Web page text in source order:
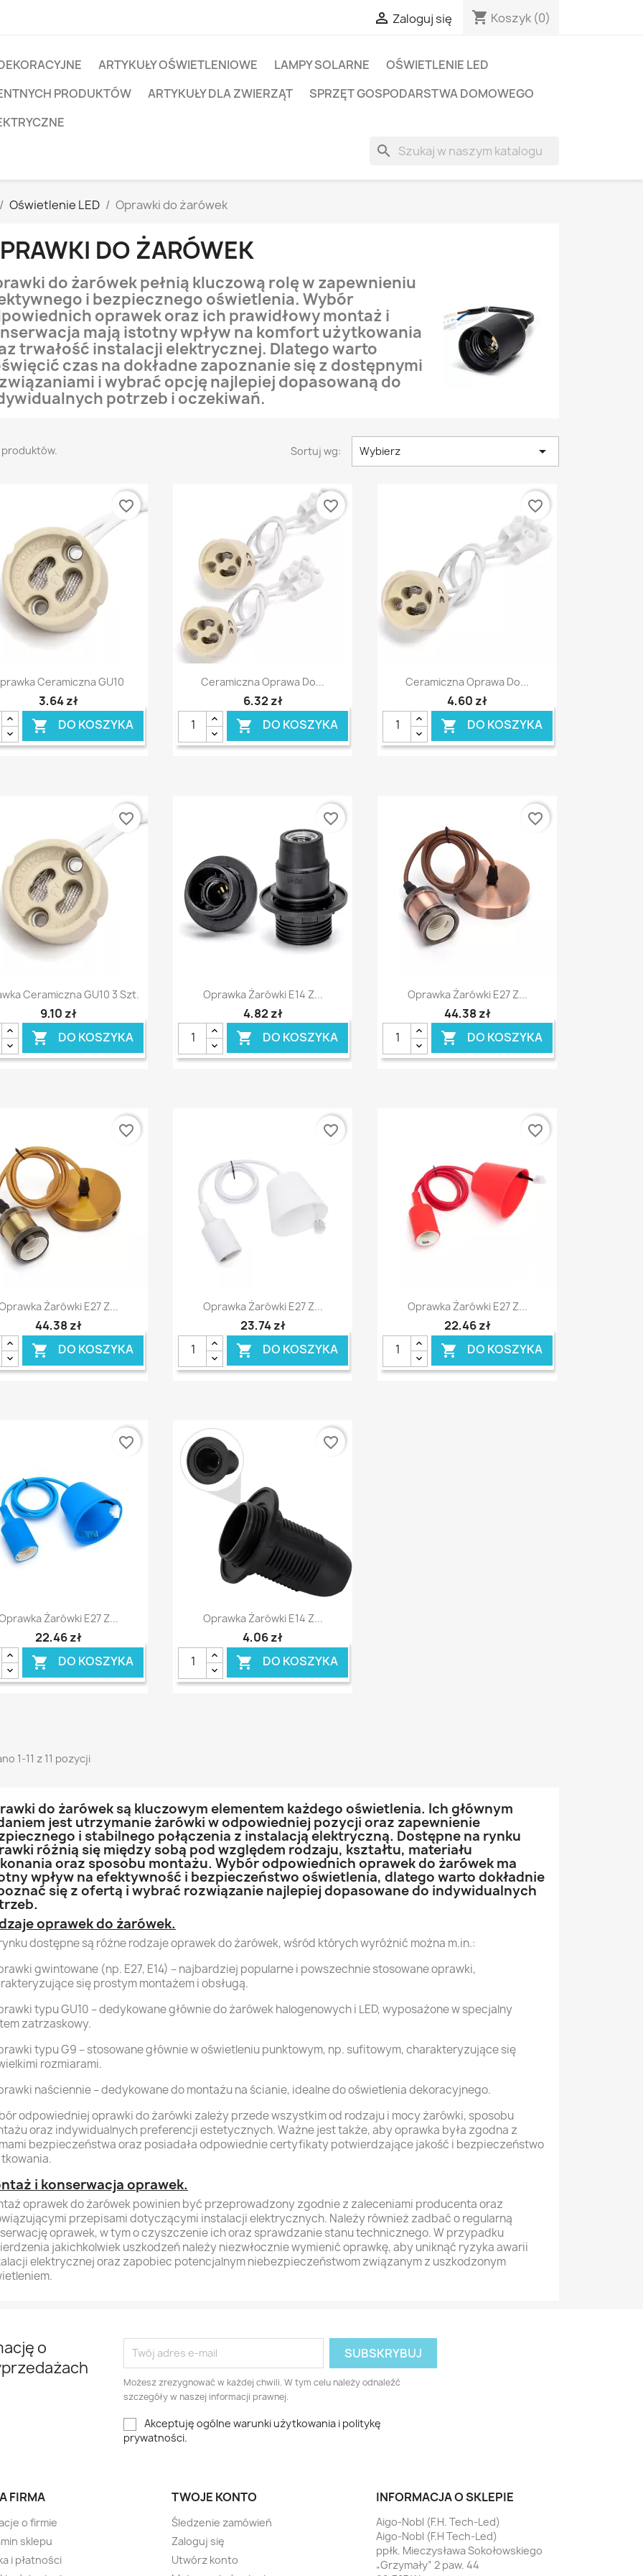
 Zaloguj się shopping_cart Koszyk (0)
ARTYKUŁY OŚWIETLENIOWE LAMPY SOLARNE
OŚWIETLENIE LED
PRODUKTÓW
ARTYKUŁY DLA ZWIERZĄT
SPRZĘT GOSPODARSTWA DOMOWEGO
search
Oświetlenie LED Oprawki do żarówek
DO ŻARÓWEK
do żarówek pełnią kluczową rolę w zapewnieniu
i bezpiecznego oświetlenia. Wybór
oprawek oraz ich prawidłowy montaż i
mają istotny wpływ na komfort użytkowania
trwałość instalacji elektrycznej. Dlatego warto
czas na dokładne zapoznanie się z dostępnymi
i wybrać opcję najlepiej dopasowaną do
potrzeb i oczekiwań.
produktów. Sortuj wg: Wybierz 
Szybki podgląd
Ceramiczna GU10
3,64 zł
 DO KOSZYKA
favorite_border
Szybki podgląd
Ceramiczna Oprawa Do...
6,32 zł
 DO KOSZYKA
favorite_border
Szybki podgląd
Ceramiczna Oprawa Do...
4,60 zł
 DO KOSZYKA
favorite_border
Szybki podgląd
Ceramiczna GU10 3 Szt.
9,10 zł
 DO KOSZYKA
favorite_border
Szybki podgląd
Oprawka Żarówki E14 Z...
4,82 zł
 DO KOSZYKA
favorite_border
Szybki podgląd
Oprawka Żarówki E27 Z...
44,38 zł
 DO KOSZYKA
favorite_border
Szybki podgląd
Żarówki E27 Z...
44,38 zł
 DO KOSZYKA
favorite_border
Szybki podgląd
Oprawka Żarówki E27 Z...
23,74 zł
 DO KOSZYKA
favorite_border
Szybki podgląd
Oprawka Żarówki E27 Z...
22,46 zł
 DO KOSZYKA
favorite_border
Szybki podgląd
Żarówki E27 Z...
22,46 zł
 DO KOSZYKA
favorite_border
Szybki podgląd
Oprawka Żarówki E14 Z...
4,06 zł
 DO KOSZYKA
favorite_border
1-11 z 11 pozycji
do żarówek są kluczowym elementem każdego oświetlenia. Ich głównym
jest utrzymanie żarówki w odpowiedniej pozycji oraz zapewnienie
i stabilnego połączenia z instalacją elektryczną. Dostępne na rynku
różnią się między sobą pod względem rodzaju, kształtu, materiału
oraz sposobu montażu. Wybór odpowiednich oprawek do żarówek ma
wpływ na efektywność i bezpieczeństwo oświetlenia, dlatego warto dokładnie
się z ofertą i wybrać rozwiązanie najlepiej dopasowane do indywidualnych
oprawek do żarówek.
dostępne są różne rodzaje oprawek do żarówek, wśród których wyróżnić można m.in.:
gwintowane (np. E27, E14) – najbardziej popularne i powszechnie stosowane oprawki,
się prostym montażem i obsługą.
typu GU10 – dedykowane głównie do żarówek halogenowych i LED, wyposażone w specjalny
zatrzaskowy.
typu G9 – stosowane głównie w oświetleniu punktowym, np. sufitowym, charakteryzujące się
rozmiarami.
naściennie – dedykowane do montażu na ścianie, idealne do oświetlenia dekoracyjnego.
odpowiedniej oprawki do żarówki zależy przede wszystkim od rodzaju i mocy żarówki, sposobu
oraz indywidualnych preferencji estetycznych. Ważne jest także, aby oprawka była zgodna z
bezpieczeństwa oraz posiadała odpowiednie certyfikaty potwierdzające jakość i bezpieczeństwo
i konserwacja oprawek.
oprawek do żarówek powinien być przeprowadzony zgodnie z zaleceniami producenta oraz
przepisami dotyczącymi instalacji elektrycznych. Należy również zadbać o regularną
oprawek, w tym o czyszczenie ich oraz sprawdzanie stanu technicznego. W przypadku
jakichkolwiek uszkodzeń należy niezwłocznie wymienić oprawkę, aby uniknąć ryzyka awarii
elektrycznej oraz zapobiec potencjalnym niebezpieczeństwom związanym z uszkodzonym
o
Możesz zrezygnować w każdej chwili. W tym celu należy odnaleźć
szczegóły w naszej informacji prawnej.
Akceptuję ogólne warunki użytkowania i politykę
prywatności.
FIRMA
o firmie
sklepu
i płatności
TWOJE KONTO
Śledzenie zamówień
Zaloguj się
Utwórz konto
INFORMACJA O SKLEPIE
Aigo-Nobl (F.H. Tech-Led)
Aigo-Nobl (F.H Tech-Led)
ppłk. Mieczysława Sokołowskiego
„Grzymały” 2 paw. 44